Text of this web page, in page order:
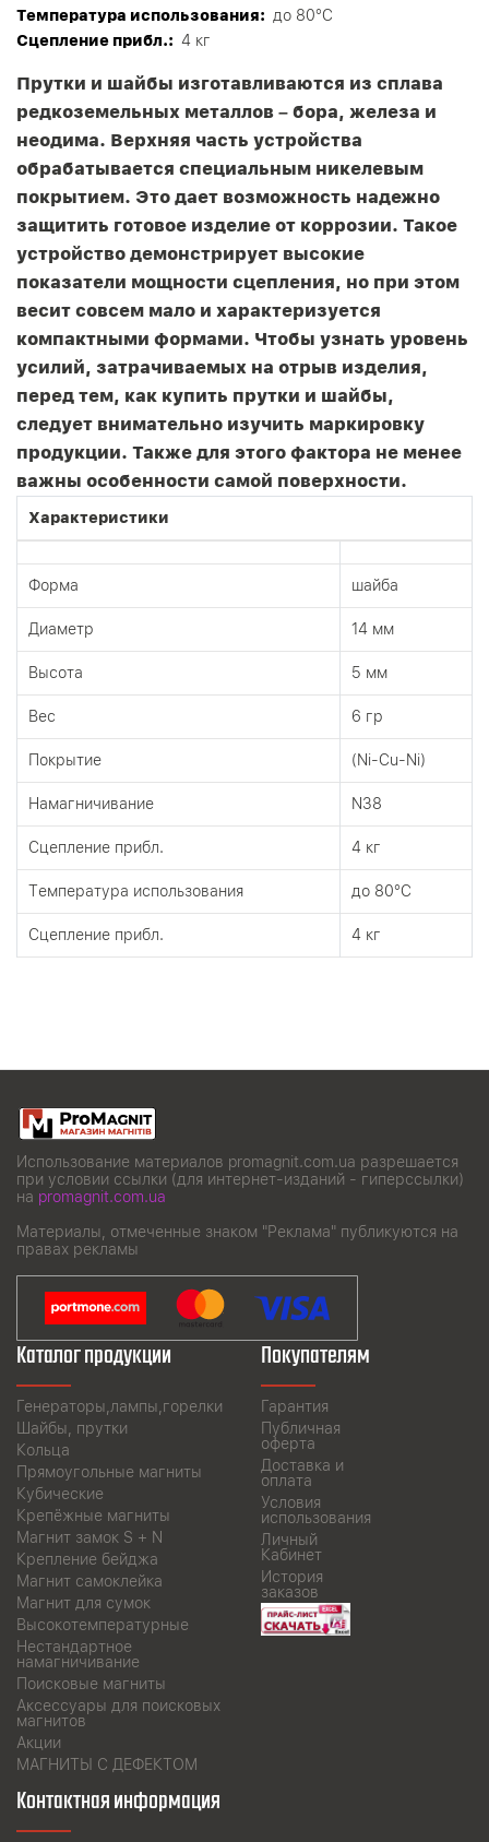
Tемпература использования: до 80°C
Сцепление прибл.: 4 кг
Прутки и шайбы изготавливаются из сплава
редкоземельных металлов – бора, железа и
неодима. Верхняя часть устройства
обрабатывается специальным никелевым
покрытием. Это дает возможность надежно
защитить готовое изделие от коррозии. Такое
устройство демонстрирует высокие
показатели мощности сцепления, но при этом
весит совсем мало и характеризуется
компактными формами. Чтобы узнать уровень
усилий, затрачиваемых на отрыв изделия,
перед тем, как купить прутки и шайбы,
следует внимательно изучить маркировку
продукции. Также для этого фактора не менее
важны особенности самой поверхности.
Характеристики
Форма шайба
Диаметр 14 мм
Высота 5 мм
Вес 6 гр
Покрытие (Ni-Cu-Ni)
Намагничивание N38
Сцепление прибл. 4 кг
Tемпература использования до 80°C
Сцепление прибл. 4 кг
Использование материалов promagnit.com.ua разрешается
при условии ссылки (для интернет-изданий - гиперссылки)
на promagnit.com.ua
Материалы, отмеченные знаком "Реклама" публикуются на
правах рекламы
Каталог продукции
Генераторы,лампы,горелки
Шайбы, прутки
Кольца
Прямоугольные магниты
Кубические
Крепёжные магниты
Магнит замок S + N
Крепление бейджа
Магнит самоклейка
Магнит для сумок
Высокотемпературные
Нестандартное
намагничивание
Поисковые магниты
Аксессуары для поисковых
магнитов
Акции
МАГНИТЫ С ДЕФЕКТОМ
Покупателям
Гарантия
Публичная
оферта
Доставка и
оплата
Условия
использования
Личный
Кабинет
История
заказов
Контактная информация